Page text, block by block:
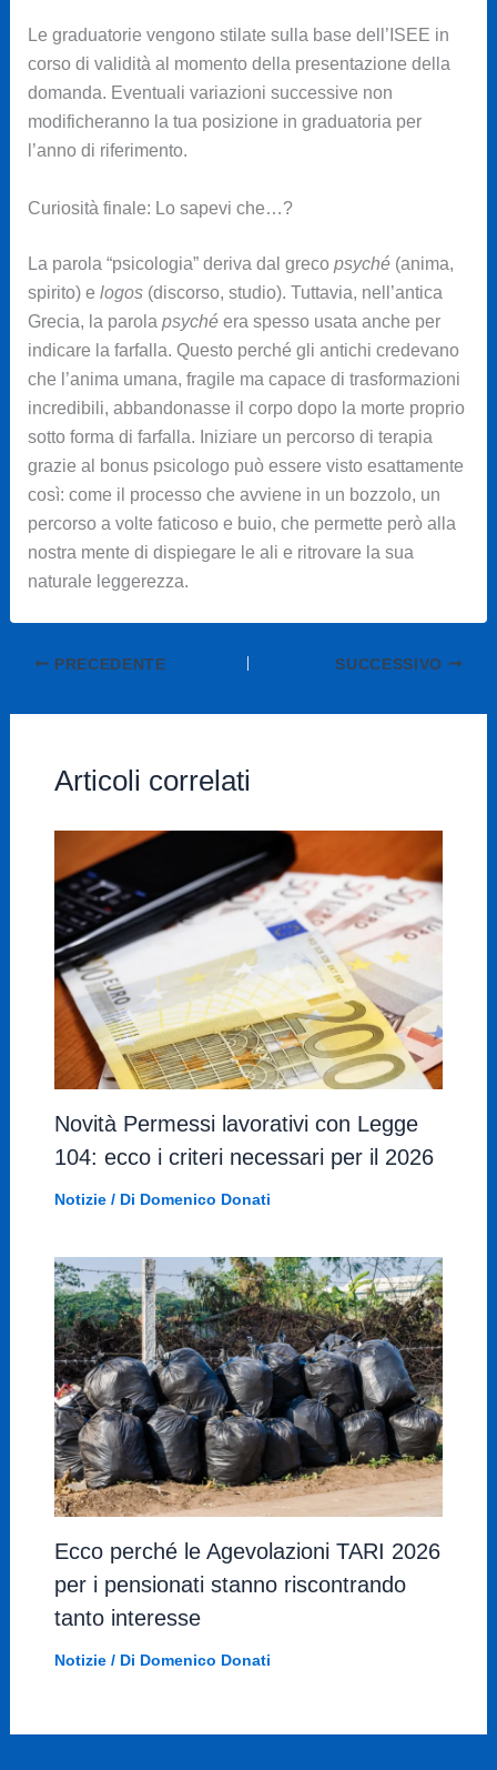
Le graduatorie vengono stilate sulla base dell’ISEE in
corso di validità al momento della presentazione della
domanda. Eventuali variazioni successive non
modificheranno la tua posizione in graduatoria per
l’anno di riferimento.
Curiosità finale: Lo sapevi che…?
La parola “psicologia” deriva dal greco psyché(anima,
spirito) e logos(discorso, studio). Tuttavia, nell’antica
Grecia, la parola psychéera spesso usata anche per
indicare la farfalla. Questo perché gli antichi credevano
che l’anima umana, fragile ma capace di trasformazioni
incredibili, abbandonasse il corpo dopo la morte proprio
sotto forma di farfalla. Iniziare un percorso di terapia
grazie al bonus psicologo può essere visto esattamente
così: come il processo che avviene in un bozzolo, un
percorso a volte faticoso e buio, che permette però alla
nostra mente di dispiegare le ali e ritrovare la sua
naturale leggerezza.
PRECEDENTE SUCCESSIVO
Articoli correlati
Novità Permessi lavorativi con Legge
104: ecco i criteri necessari per il 2026
Notizie/ Di Domenico Donati
Ecco perché le Agevolazioni TARI 2026
per i pensionati stanno riscontrando
tanto interesse
Notizie/ Di Domenico Donati